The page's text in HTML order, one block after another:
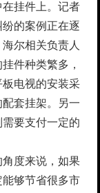
挂件上。记者
的案例正在逐
尔相关负责人
件种类繁多，
电视的安装采
套挂架。另一
要支付一定的
度来说，如果
够节省很多市